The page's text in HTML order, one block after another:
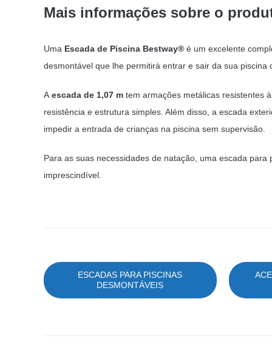
13,10 €.
11,39 €.
Mais informações sobre o
Uma Escada de Piscina Bestway®é um excelente
desmontável que lhe permitirá entrar e sair da sua piscina
Aescada de 1,07 mtem armações metálicas resistentes
resistência e estrutura simples. Além disso, a escada
impedir a entrada de crianças na piscina sem supervisão.
Para as suas necessidades de natação, uma escada para
imprescindível.
ESCADAS PARA PISCINAS
DESMONTÁVEIS